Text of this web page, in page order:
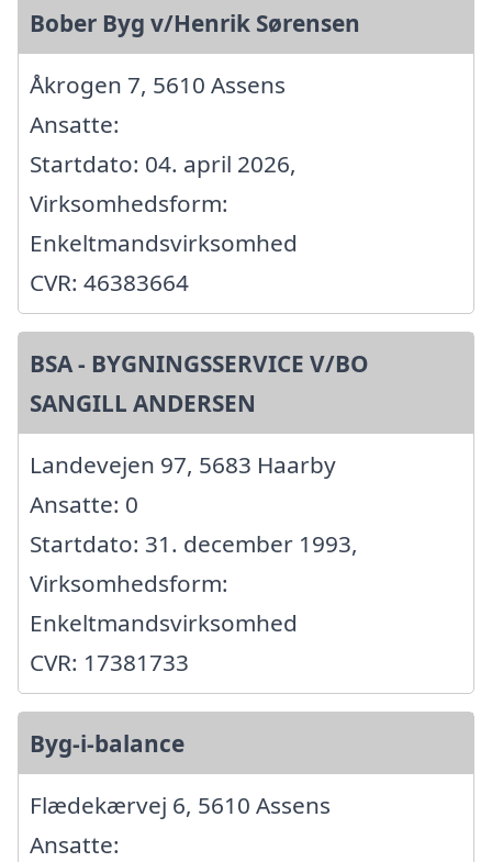
Bober Byg v/Henrik Sørensen
Åkrogen 7, 5610 Assens
Ansatte:
Startdato: 04. april 2026,
Virksomhedsform:
Enkeltmandsvirksomhed
CVR: 46383664
BSA - BYGNINGSSERVICE V/BO
SANGILL ANDERSEN
Landevejen 97, 5683 Haarby
Ansatte: 0
Startdato: 31. december 1993,
Virksomhedsform:
Enkeltmandsvirksomhed
CVR: 17381733
Byg-i-balance
Flædekærvej 6, 5610 Assens
Ansatte: